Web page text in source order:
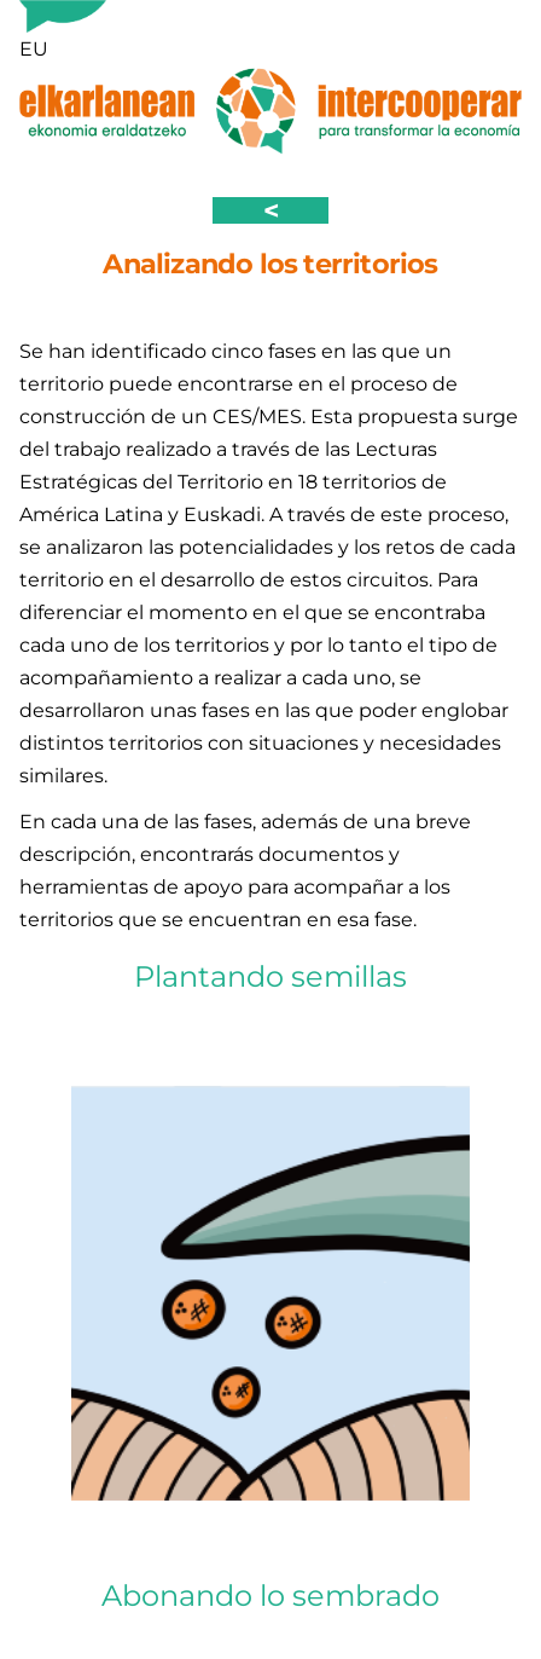
Saltar
contenido
EU
<
Analizando los territorios
Se han identificado cinco fases en las que un
territorio puede encontrarse en el proceso de
construcción de un CES/MES. Esta propuesta surge
del trabajo realizado a través de las Lecturas
Estratégicas del Territorio en 18 territorios de
América Latina y Euskadi. A través de este proceso,
se analizaron las potencialidades y los retos de cada
territorio en el desarrollo de estos circuitos. Para
diferenciar el momento en el que se encontraba
cada uno de los territorios y por lo tanto el tipo de
acompañamiento a realizar a cada uno, se
desarrollaron unas fases en las que poder englobar
distintos territorios con situaciones y necesidades
similares.
En cada una de las fases, además de una breve
descripción, encontrarás documentos y
herramientas de apoyo para acompañar a los
territorios que se encuentran en esa fase.
Plantando semillas
Abonando lo sembrado